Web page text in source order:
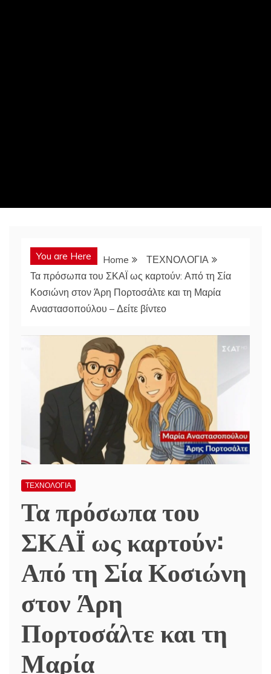
You are Here Home
ΤΕΧΝΟΛΟΓΙΑ
Τα πρόσωπα του ΣΚΑΪ ως καρτούν: Από τη Σία
Κοσιώνη στον Άρη Πορτοσάλτε και τη Μαρία
Αναστασοπούλου – Δείτε βίντεο
ΤΕΧΝΟΛΟΓΙΑ
Τα πρόσωπα του
ΣΚΑΪ ως καρτούν:
Από τη Σία Κοσιώνη
στον Άρη
Πορτοσάλτε και τη
Μαρία